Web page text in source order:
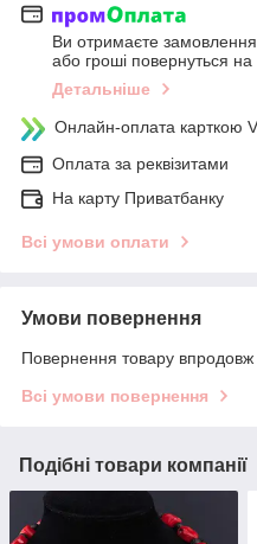
Ви отримаєте замовлення
або гроші повернуться на
Детальніше
Онлайн-оплата карткою
Оплата за реквізитами
На карту Приватбанку
Всі умови оплати
Умови повернення
Повернення товару впродовж
Всі умови повернення
Подібні товари компанії